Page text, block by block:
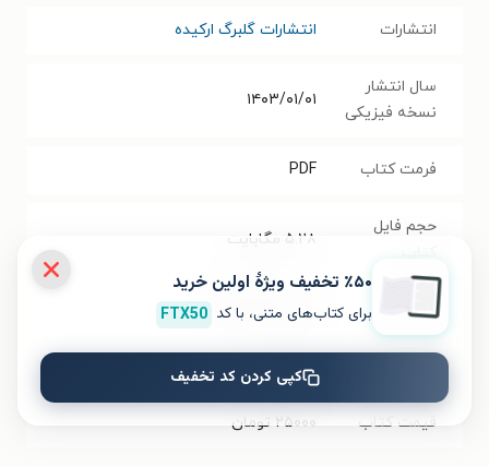
انتشارات انتشارات گلبرگ ارکیده
سال انتشار
نسخه فیزیکی
۱۴۰۳/۰۱/۰۱
فرمت کتاب PDF
حجم فایل
۵.۲۸ مگابایت
شابک ۹۷۸۶۲۲۸۷۶۸۰۲۱
۹۶ صفحه
قیمت کتاب ۲۵۰۰۰ تومان
٪۵۰ تخفیف ویژۀ اولین خرید
برای کتاب‌های متنی، با کد FTX50
کپی کردن کد تخفیف